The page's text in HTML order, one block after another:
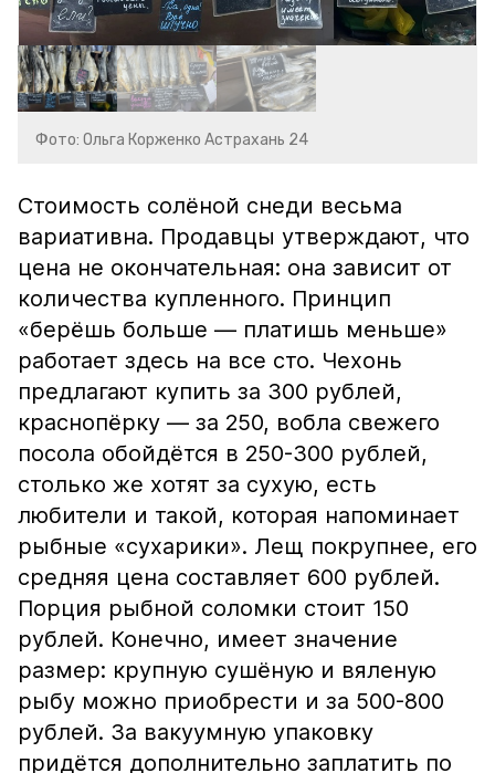
Фото: Ольга Корженко Астрахань 24
Стоимость солёной снеди весьма
вариативна. Продавцы утверждают, что
цена не окончательная: она зависит от
количества купленного. Принцип
«берёшь больше — платишь меньше»
работает здесь на все сто. Чехонь
предлагают купить за 300 рублей,
краснопёрку — за 250, вобла свежего
посола обойдётся в 250-300 рублей,
столько же хотят за сухую, есть
любители и такой, которая напоминает
рыбные «сухарики». Лещ покрупнее, его
средняя цена составляет 600 рублей.
Порция рыбной соломки стоит 150
рублей. Конечно, имеет значение
размер: крупную сушёную и вяленую
рыбу можно приобрести и за 500-800
рублей. За вакуумную упаковку
придётся дополнительно заплатить по